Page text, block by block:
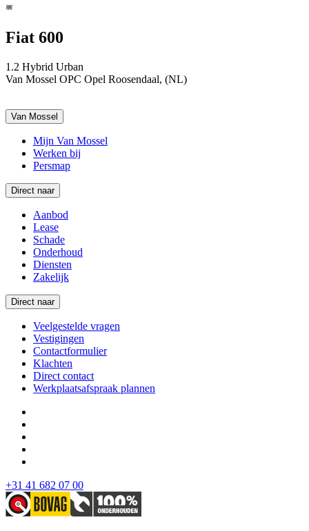
Fiat 600
1.2 Hybrid Urban
Van Mossel OPC Opel Roosendaal, (NL)
Van Mossel
Mijn Van Mossel
Werken bij
Persmap
Direct naar
Aanbod
Lease
Schade
Onderhoud
Diensten
Zakelijk
Direct naar
Veelgestelde vragen
Vestigingen
Contactformulier
Klachten
Direct contact
Werkplaatsafspraak plannen
+31 41 682 07 00